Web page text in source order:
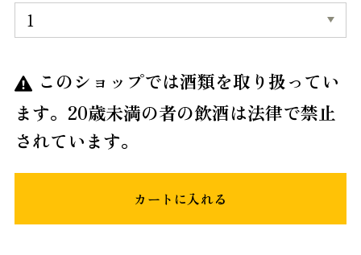
このショップでは酒類を取り扱ってい
ます。20歳未満の者の飲酒は法律で禁止
されています。
カートに入れる